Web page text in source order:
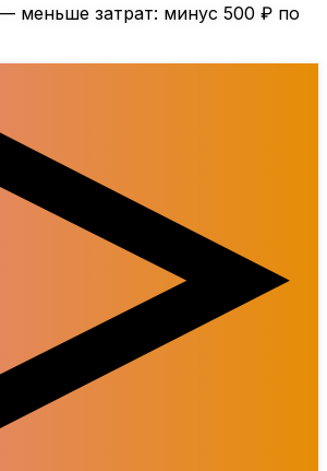
меньше затрат: минус 500 ₽ по